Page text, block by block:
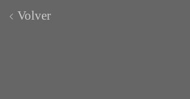
Volver